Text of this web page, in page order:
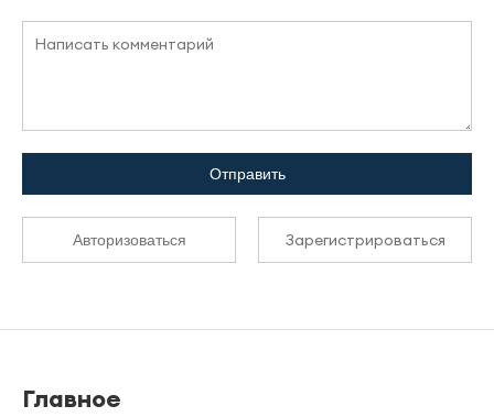
Отправить
Авторизоваться Зарегистрироваться
Главное